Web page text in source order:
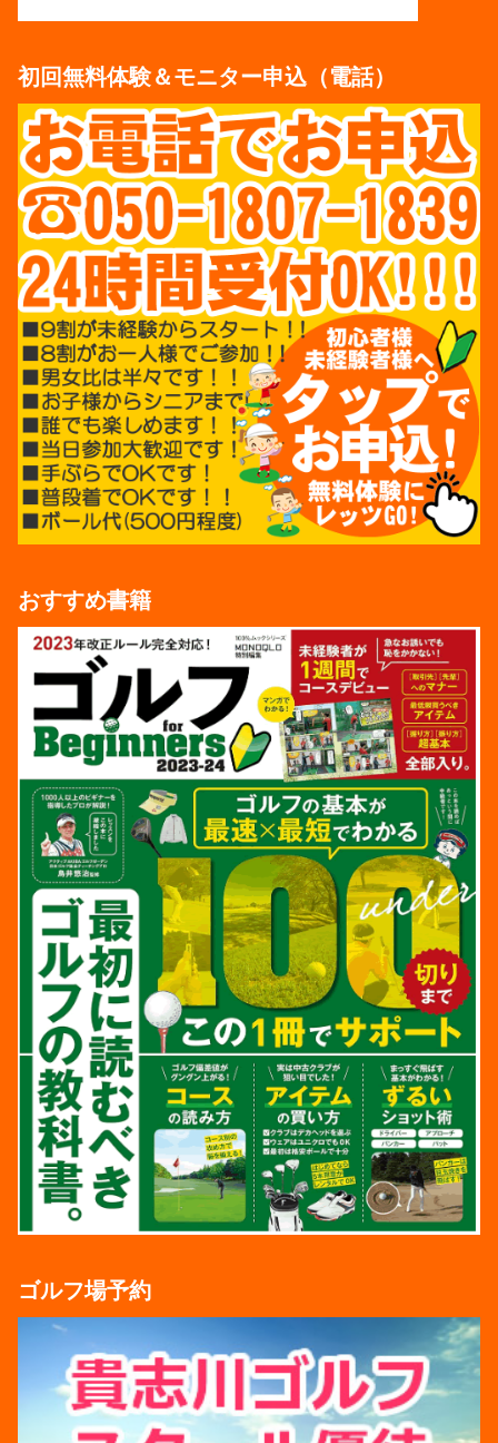
初回無料体験＆モニター申込（電話）
おすすめ書籍
ゴルフ場予約